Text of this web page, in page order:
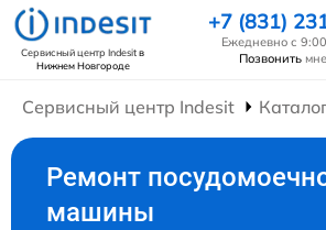
Сервисный центр Indesitв
Нижнем Новгороде
+7 (831)
Ежедневно с
Позвонить
Сервисный центр Indesit
Ремонт
машины